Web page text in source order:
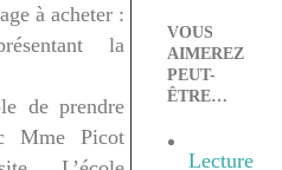
à acheter :
la
de prendre
Mme Picot
VOUS
AIMEREZ
PEUT-
ÊTRE…
Lecture